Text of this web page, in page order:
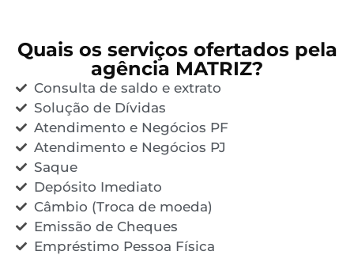
Quais os serviços ofertados pela
agência MATRIZ?
Consulta de saldo e extrato
Solução de Dívidas
Atendimento e Negócios PF
Atendimento e Negócios PJ
Saque
Depósito Imediato
Câmbio (Troca de moeda)
Emissão de Cheques
Empréstimo Pessoa Física